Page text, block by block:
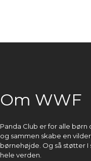
Om WWF
Panda Club er for alle
og sammen skabe en
børnehøjde. Og så støtter
hele verden.